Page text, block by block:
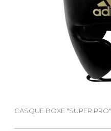
CASQUE BOXE "SUPER PRO"